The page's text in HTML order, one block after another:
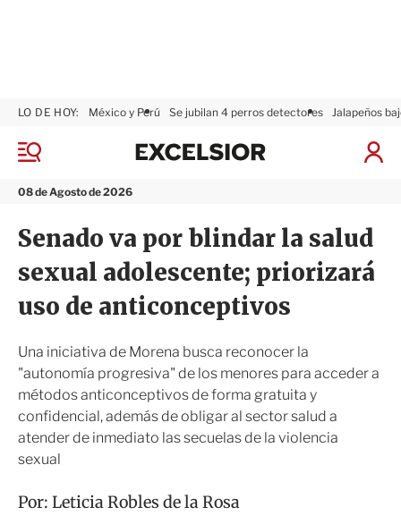
M
n
08 de Agosto de 2026
LO DE HOY: México y Perú Se jubilan 4 perros detectores Jalapeños
I
a
r
S
x
i
r
Senado va por blindar la salud
sexual adolescente; priorizará
uso de anticonceptivos
Una iniciativa de Morena busca reconocer la
"autonomía progresiva" de los menores para acceder a
métodos anticonceptivos de forma gratuita y
confidencial, además de obligar al sector salud a
atender de inmediato las secuelas de la violencia
sexual
Por: Leticia Robles de la Rosa